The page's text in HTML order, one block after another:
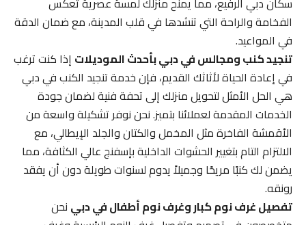
الفخامة والراحة التي تنشدها في قلب المدينة، مع ضمان الدقة
في المواعيد.
تنجيد كنب ومجالس في دبي بأحدث الموديلاتإذا كنت ترغب
في إعادة الحياة لأثاثك القديم، فإن خدمة تنجيد الكنب في دبي
هي الحل الأمثل لتحويل منزلك إلى تحفة فنية لضمان جودة
الخدمات المقدمة لعملائنا بتميز. نحن نوفر تشكيلة واسعة من
الأقمشة الفاخرة مثل المخمل والكتان والجلد الإيطالي، مع
الالتزام التام بتغيير الحشوات الداخلية بإسفنج عالي الكثافة، مما
يضمن لك كنبًا مريحًا وجميلاً يدوم لسنوات طويلة دون أن يفقد
رونقه.
تفصيل غرف نوم كبار وغرف نوم أطفال في دبينحن